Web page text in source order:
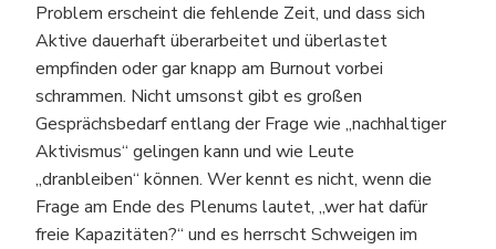
Problem erscheint die fehlende Zeit, und dass sich
Aktive dauerhaft überarbeitet und überlastet
empfinden oder gar knapp am Burnout vorbei
schrammen. Nicht umsonst gibt es großen
Gesprächsbedarf entlang der Frage wie „nachhaltiger
Aktivismus“ gelingen kann und wie Leute
„dranbleiben“ können. Wer kennt es nicht, wenn die
Frage am Ende des Plenums lautet, „wer hat dafür
freie Kapazitäten?“ und es herrscht Schweigen im